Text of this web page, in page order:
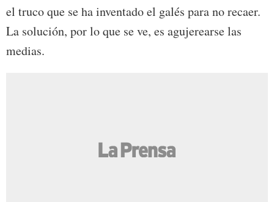
el truco que se ha inventado el galés para no recaer.
La solución, por lo que se ve, es agujerearse las
medias.